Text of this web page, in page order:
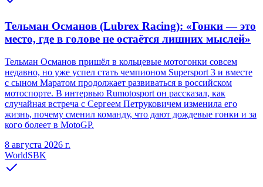
Тельман Османов (Lubrex Racing): «Гонки — это
место, где в голове не остаётся лишних мыслей»
Тельман Османов пришёл в кольцевые мотогонки совсем
недавно, но уже успел стать чемпионом Supersport 3 и вместе
с сыном Маратом продолжает развиваться в российском
мотоспорте. В интервью Rumotosport он рассказал, как
случайная встреча с Сергеем Петруковичем изменила его
жизнь, почему сменил команду, что дают дождевые гонки и за
кого болеет в MotoGP.
8 августа 2026 г.
WorldSBK